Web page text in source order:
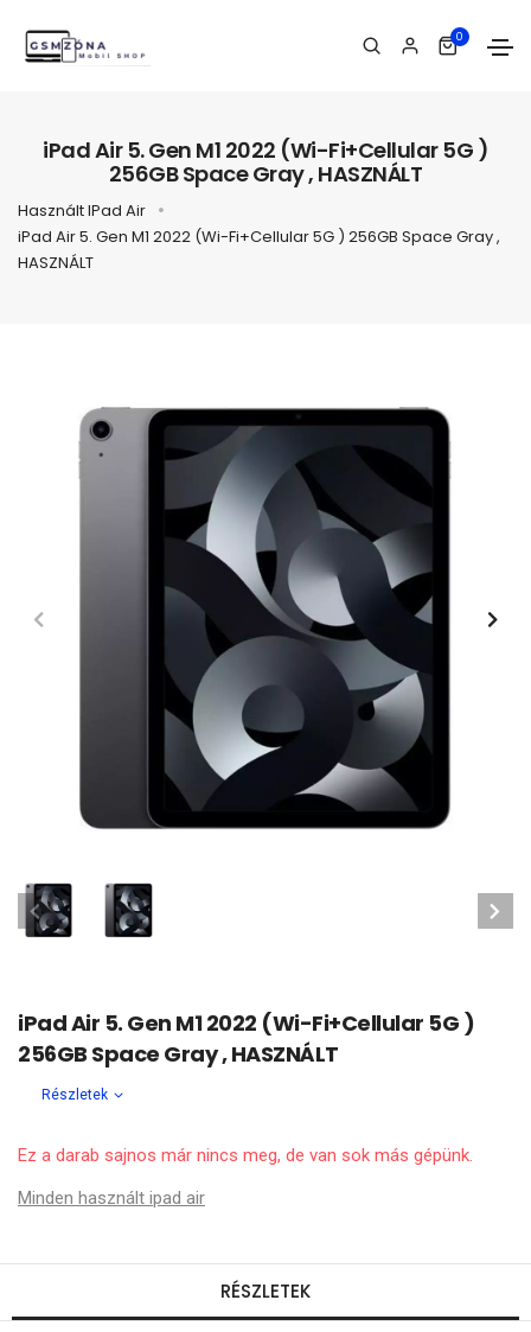
0
iPad Air 5. Gen M1 2022 (Wi-Fi+Cellular 5G )
256GB Space Gray , HASZNÁLT
Használt IPad Air
iPad Air 5. Gen M1 2022 (Wi-Fi+Cellular 5G ) 256GB Space Gray ,
HASZNÁLT
iPad Air 5. Gen M1 2022 (Wi-Fi+Cellular 5G )
256GB Space Gray , HASZNÁLT
Részletek
Ez a darab sajnos már nincs meg, de van sok más gépünk.
Minden használt ipad air
RÉSZLETEK